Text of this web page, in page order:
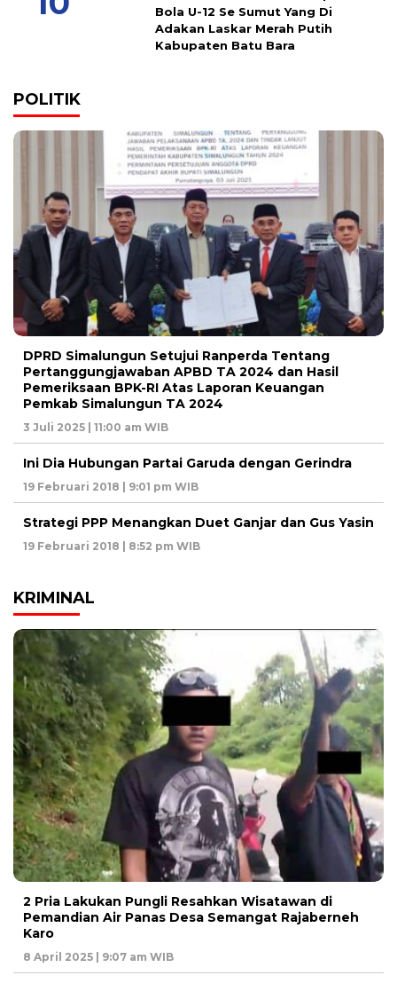
Bola U-12 Se Sumut Yang Di
Adakan Laskar Merah Putih
Kabupaten Batu Bara
POLITIK
DPRD Simalungun Setujui Ranperda Tentang
Pertanggungjawaban APBD TA 2024 dan Hasil
Pemeriksaan BPK-RI Atas Laporan Keuangan
Pemkab Simalungun TA 2024
3 Juli 2025 | 11:00 am WIB
Ini Dia Hubungan Partai Garuda dengan Gerindra
19 Februari 2018 | 9:01 pm WIB
Strategi PPP Menangkan Duet Ganjar dan Gus Yasin
19 Februari 2018 | 8:52 pm WIB
KRIMINAL
2 Pria Lakukan Pungli Resahkan Wisatawan di
Pemandian Air Panas Desa Semangat Rajaberneh
Karo
8 April 2025 | 9:07 am WIB